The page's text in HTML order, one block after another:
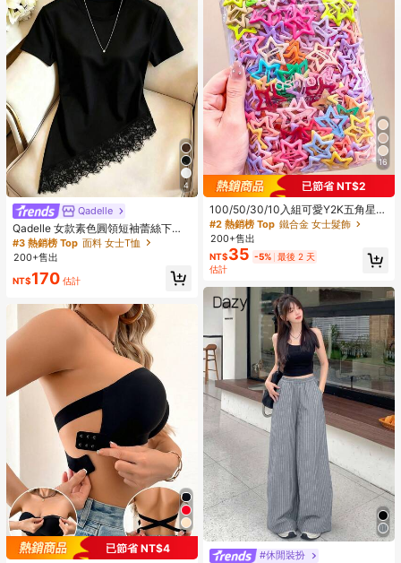
4
Qadelle
Qadelle 女款素色圓領短袖蕾絲下擺
時尚T恤
#3 熱銷榜 Top 面料 女士T恤
200+售出
NT$170 估計
已節省 NT$4
16
已節省 NT$2
100/50/30/10入組可愛Y2K五角星B
B髮夾，彩色髮夾，基礎髮飾，適合
女孩，日常上學、派對、運動、美學
風格
#2 熱銷榜 Top 鐵合金 女士髮飾
200+售出
NT$35 -5% 最後 2 天
估計
#休閒裝扮
#1 熱銷榜 Top 在 隨意的 休閒褲